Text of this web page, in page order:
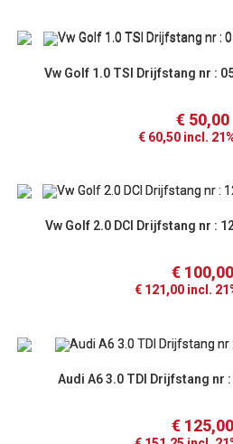
Vw Golf 1.0 TSI Drijfstang nr :
€50,00
€ 60,50 incl.
Vw Golf 2.0 DCI Drijfstang nr :
€100,00
€ 121,00 incl.
Audi A6 3.0 TDI Drijfstang nr :
€125,00